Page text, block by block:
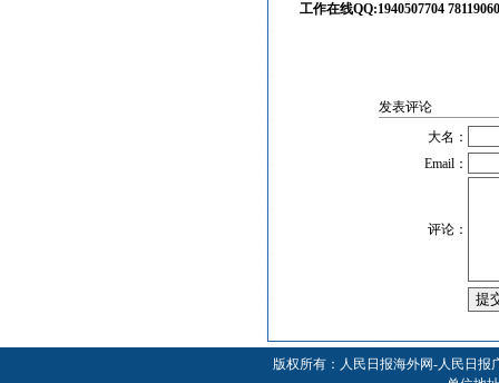
工作在线QQ:1940507704
发表评论
大名：
Email：
评论：
版权所有：人民日报海外网-人民日